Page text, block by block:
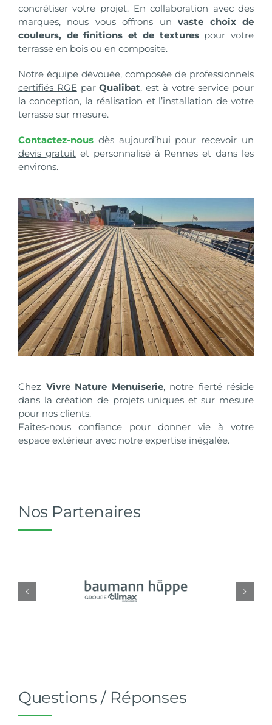
concrétiser votre projet. En collaboration avec des
marques, nous vous offrons unvaste choix de
couleurs, de finitions et de texturespour votre
terrasse en bois ou en composite.
Notre équipe dévouée, composée de professionnels
certifiés RGE parQualibat, est à votre service pour
la conception, la réalisation et l’installation de votre
terrasse sur mesure.
Contactez-nousdès aujourd’hui pour recevoir un
devis gratuitet personnalisé à Rennes et dans les
environs.
Chez Vivre Nature Menuiserie, notre fierté réside
dans la création de projets uniques et sur mesure
pour nos clients.
Faites-nous confiance pour donner vie à votre
espace extérieur avec notre expertise inégalée.
Nos Partenaires
Questions / Réponses